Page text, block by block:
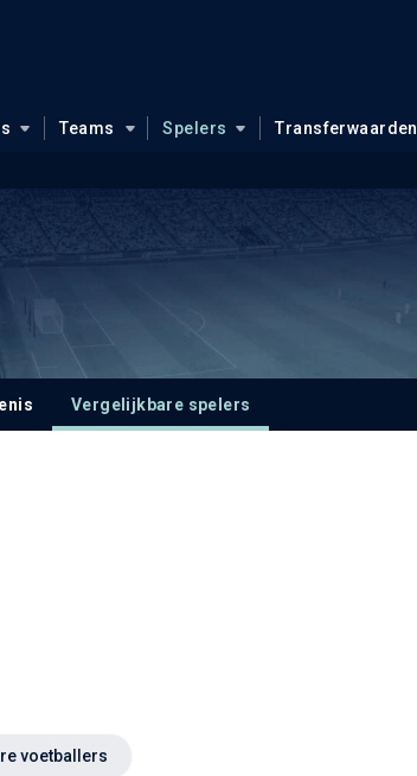
Teams Spelers Transferwaarden
Vergelijkbare spelers
voetballers